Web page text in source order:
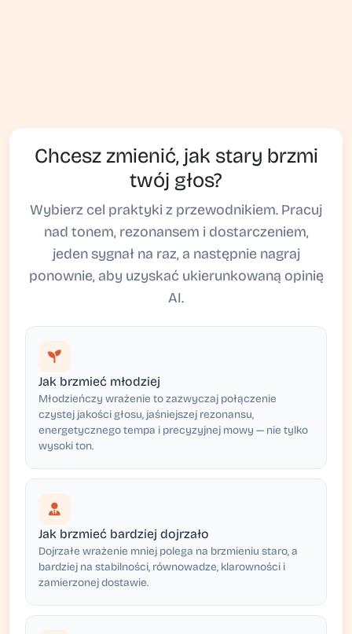
Chcesz zmienić, jak stary brzmi
twój głos?
Wybierz cel praktyki z przewodnikiem. Pracuj
nad tonem, rezonansem i dostarczeniem,
jeden sygnał na raz, a następnie nagraj
ponownie, aby uzyskać ukierunkowaną opinię
AI.
Jak brzmieć młodziej
Młodzieńczy wrażenie to zazwyczaj połączenie
czystej jakości głosu, jaśniejszej rezonansu,
energetycznego tempa i precyzyjnej mowy — nie tylko
wysoki ton.
Jak brzmieć bardziej dojrzało
Dojrzałe wrażenie mniej polega na brzmieniu staro, a
bardziej na stabilności, równowadze, klarowności i
zamierzonej dostawie.